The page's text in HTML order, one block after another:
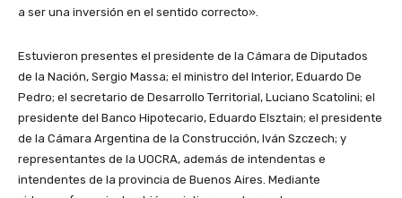
a ser una inversión en el sentido correcto».
Estuvieron presentes el presidente de la Cámara de Diputados
de la Nación, Sergio Massa; el ministro del Interior, Eduardo De
Pedro; el secretario de Desarrollo Territorial, Luciano Scatolini; el
presidente del Banco Hipotecario, Eduardo Elsztain; el presidente
de la Cámara Argentina de la Construcción, Iván Szczech; y
representantes de la UOCRA, además de intendentas e
intendentes de la provincia de Buenos Aires. Mediante